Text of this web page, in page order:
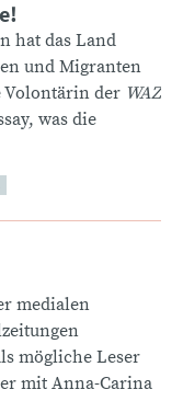
hat das Land
und Migranten
Volontärin der WAZ
was die
medialen
mögliche Leser
mit Anna-Carina